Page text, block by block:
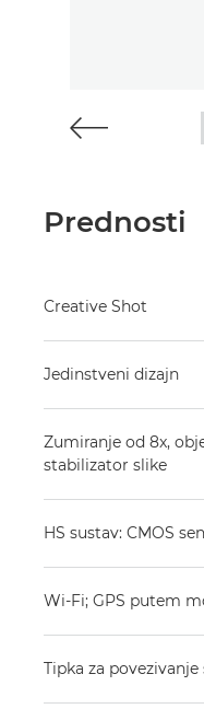
Prednosti
Creative Shot
Jedinstveni dizajn
Zumiranje od 8x,
stabilizator slike
HS sustav: CMOS
Wi-Fi; GPS putem
Tipka za